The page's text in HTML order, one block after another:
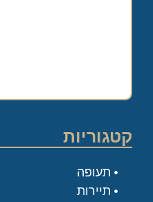
קטגוריות
תעופה
תיירות